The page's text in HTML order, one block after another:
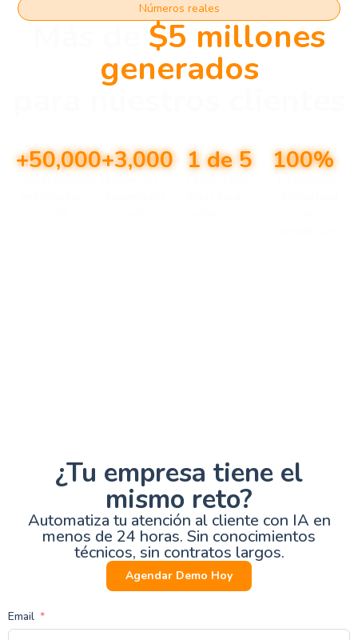
Números reales
$5 millones
generados
+50,000+3,000 1 de 5 100%
¿Tu empresa tiene el
mismo reto?
Automatiza tu atención al cliente con IA en
menos de 24 horas. Sin conocimientos
técnicos, sin contratos largos.
Agendar Demo Hoy
Email